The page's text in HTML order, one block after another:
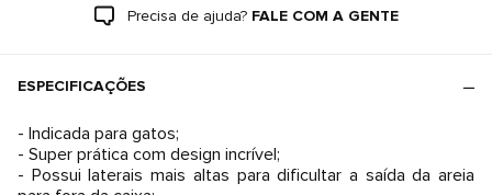
Precisa de ajuda? FALE COM A GENTE
ESPECIFICAÇÕES
- Indicada para gatos;
- Super prática com design incrível;
- Possui laterais mais altas para dificultar a saída da areia